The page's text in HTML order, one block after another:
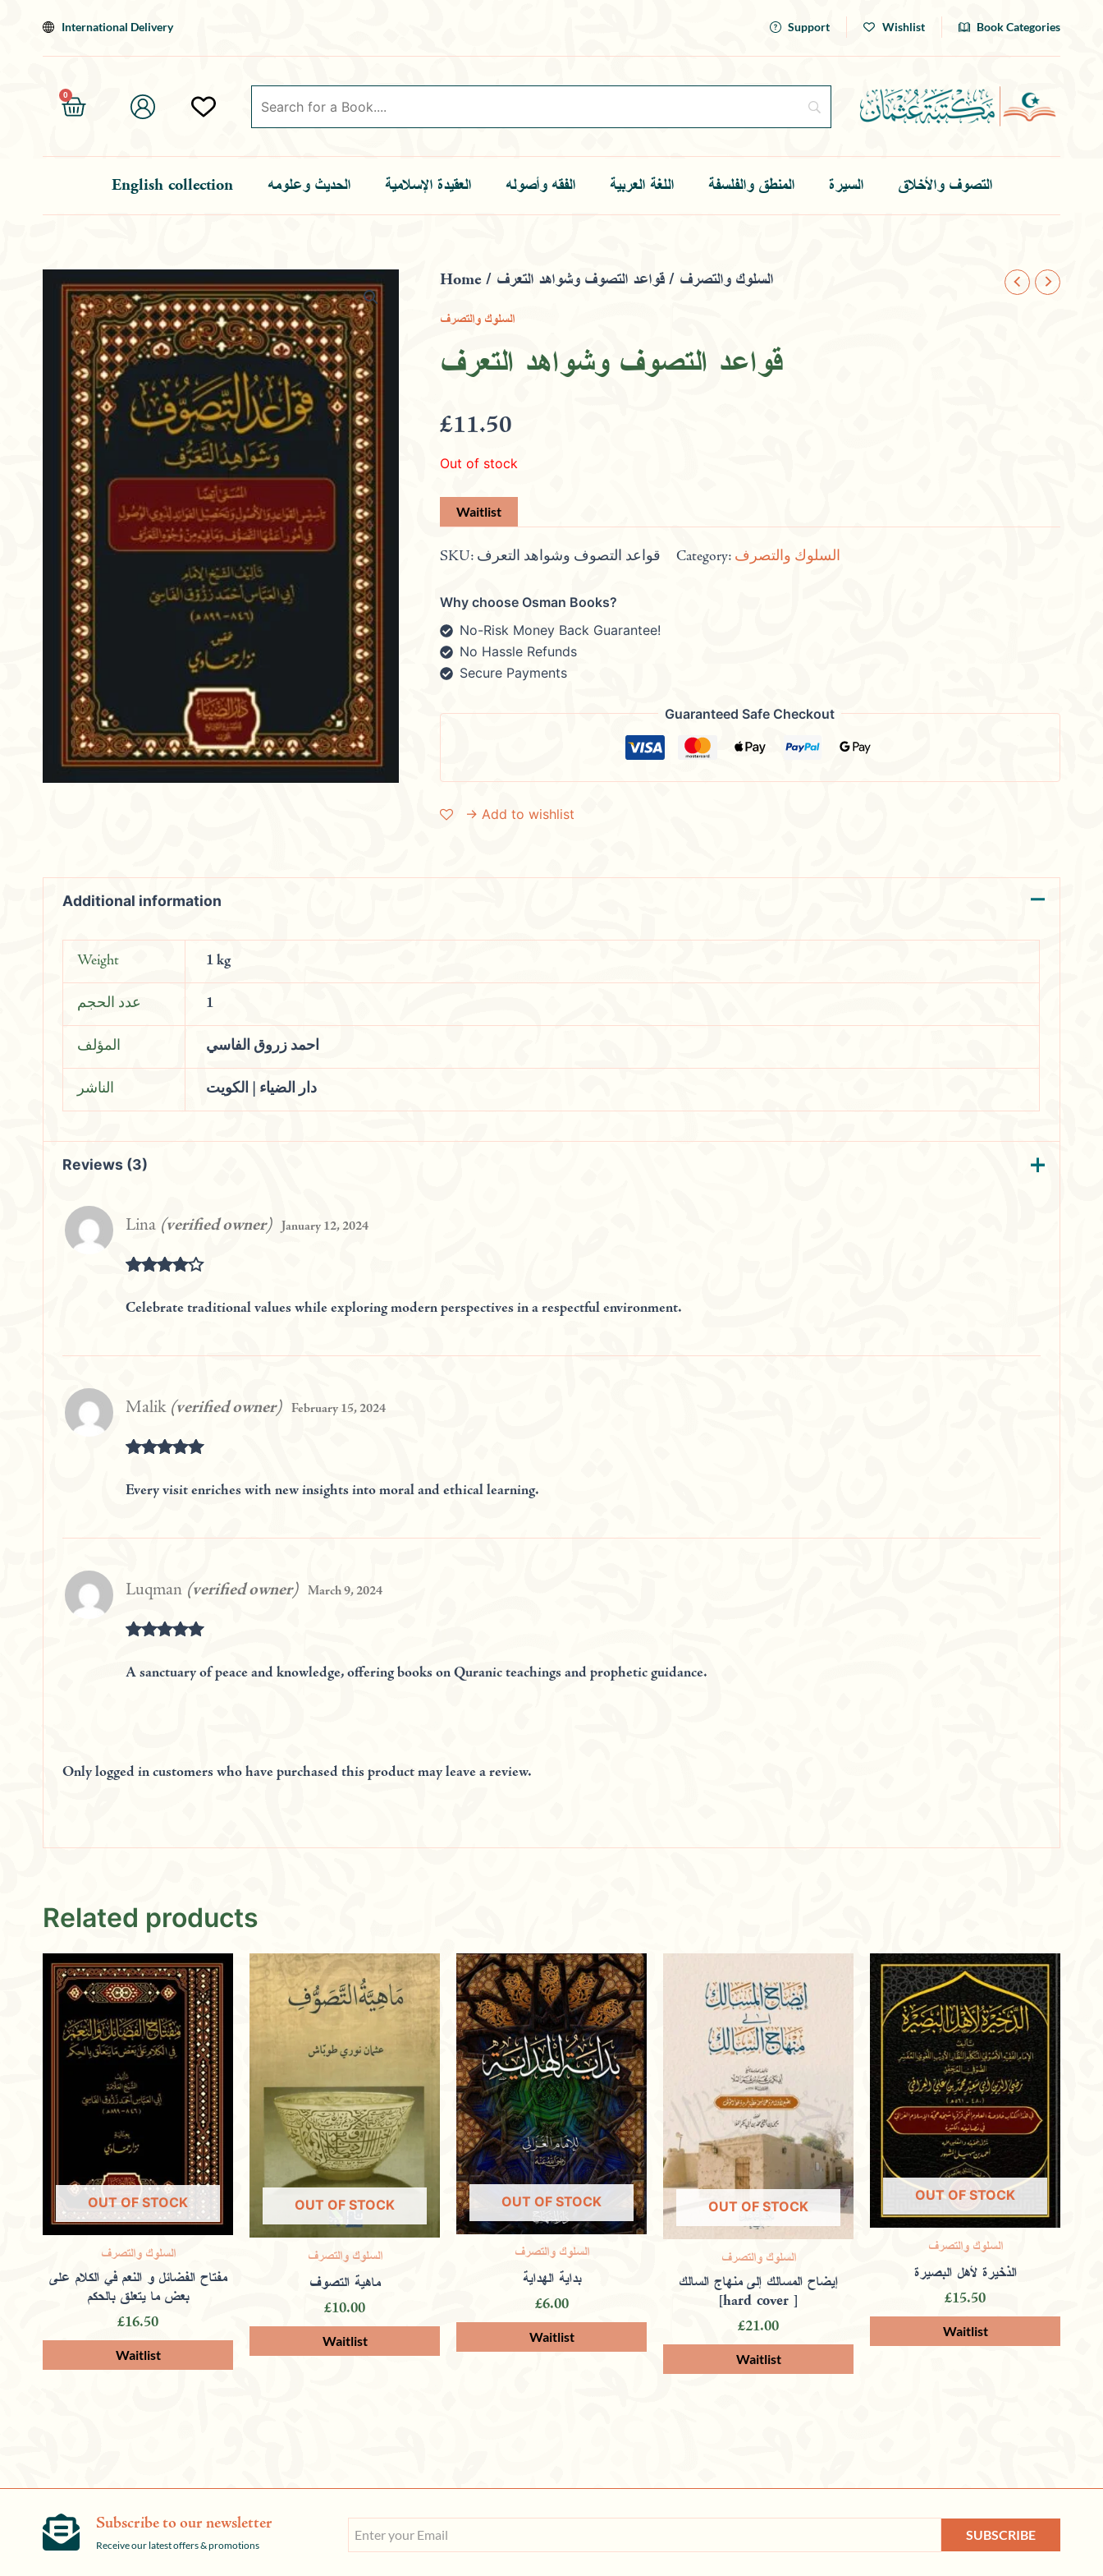
content
International Delivery Support Wishlist Book Categories
0
Cart
English collection الحديث وعلومه العقيدة الإسلامية الفقه وأصوله اللغة العربية المنطق والفلسفة السيرة التصوف والأخلاق
Home/ السلوك والتصرف / قواعد التصوف وشواهد التعرف
السلوك والتصرف
قواعد التصوف وشواهد التعرف
£11.50
Out of stock
SKU: قواعد التصوف وشواهد التعرف Category: السلوك والتصرف
Why choose Osman Books?
No-Risk Money Back Guarantee!
No Hassle Refunds
Secure Payments
Guaranteed Safe Checkout
→ Add to wishlist
Additional information
Weight 1 kg
عدد الحجم 1
المؤلف احمد زروق الفاسي
الناشر دار الضياء | الكويت
Reviews (3)
out of 5
Lina (verified owner) January 12, 2024
Celebrate traditional values while exploring modern perspectives in a respectful environment.
out of 5
Malik (verified owner) February 15, 2024
Every visit enriches with new insights into moral and ethical learning.
out of 5
Luqman (verified owner) March 9, 2024
A sanctuary of peace and knowledge, offering books on Quranic teachings and prophetic guidance.
Only logged in customers who have purchased this product may leave a review.
Related products
OUT OF STOCK
السلوك والتصرف
مفتاح الفضائل و النعم في الكلام على
بعض ما يتعلق بالحكم
£16.50
OUT OF STOCK
السلوك والتصرف
ماهية التصوف
£10.00
OUT OF STOCK
السلوك والتصرف
بداية الهداية
£6.00
OUT OF STOCK
السلوك والتصرف
إيضاح المسالك إلى منهاج السالك
[hard cover ]
£21.00
OUT OF STOCK
السلوك والتصرف
الذخيرة لأهل البصيرة
£15.50
Subscribe to our newsletter
Receive our latest offers & promotions
SUBSCRIBE